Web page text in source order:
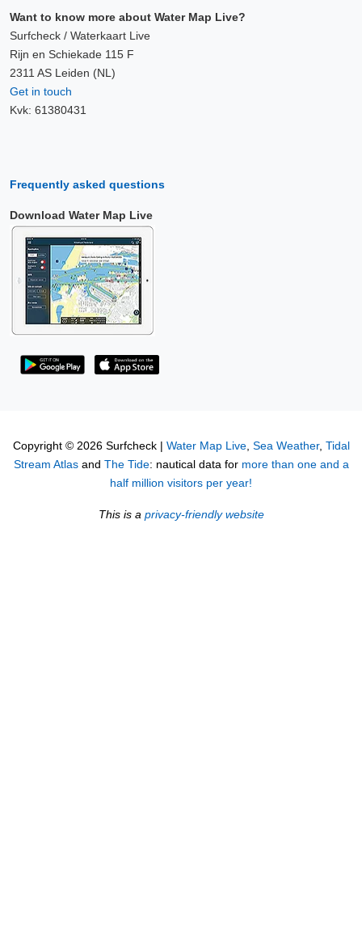
Want to know more about Water Map Live?
Surfcheck / Waterkaart Live
Rijn en Schiekade 115 F
2311 AS Leiden (NL)
Get in touch
Kvk: 61380431
Frequently asked questions
Download Water Map Live
Copyright © 2026 Surfcheck | Water Map Live, Sea Weather, Tidal
Stream Atlasand The Tide: nautical data for more than one and a
half million visitors per year!
This is a privacy-friendly website